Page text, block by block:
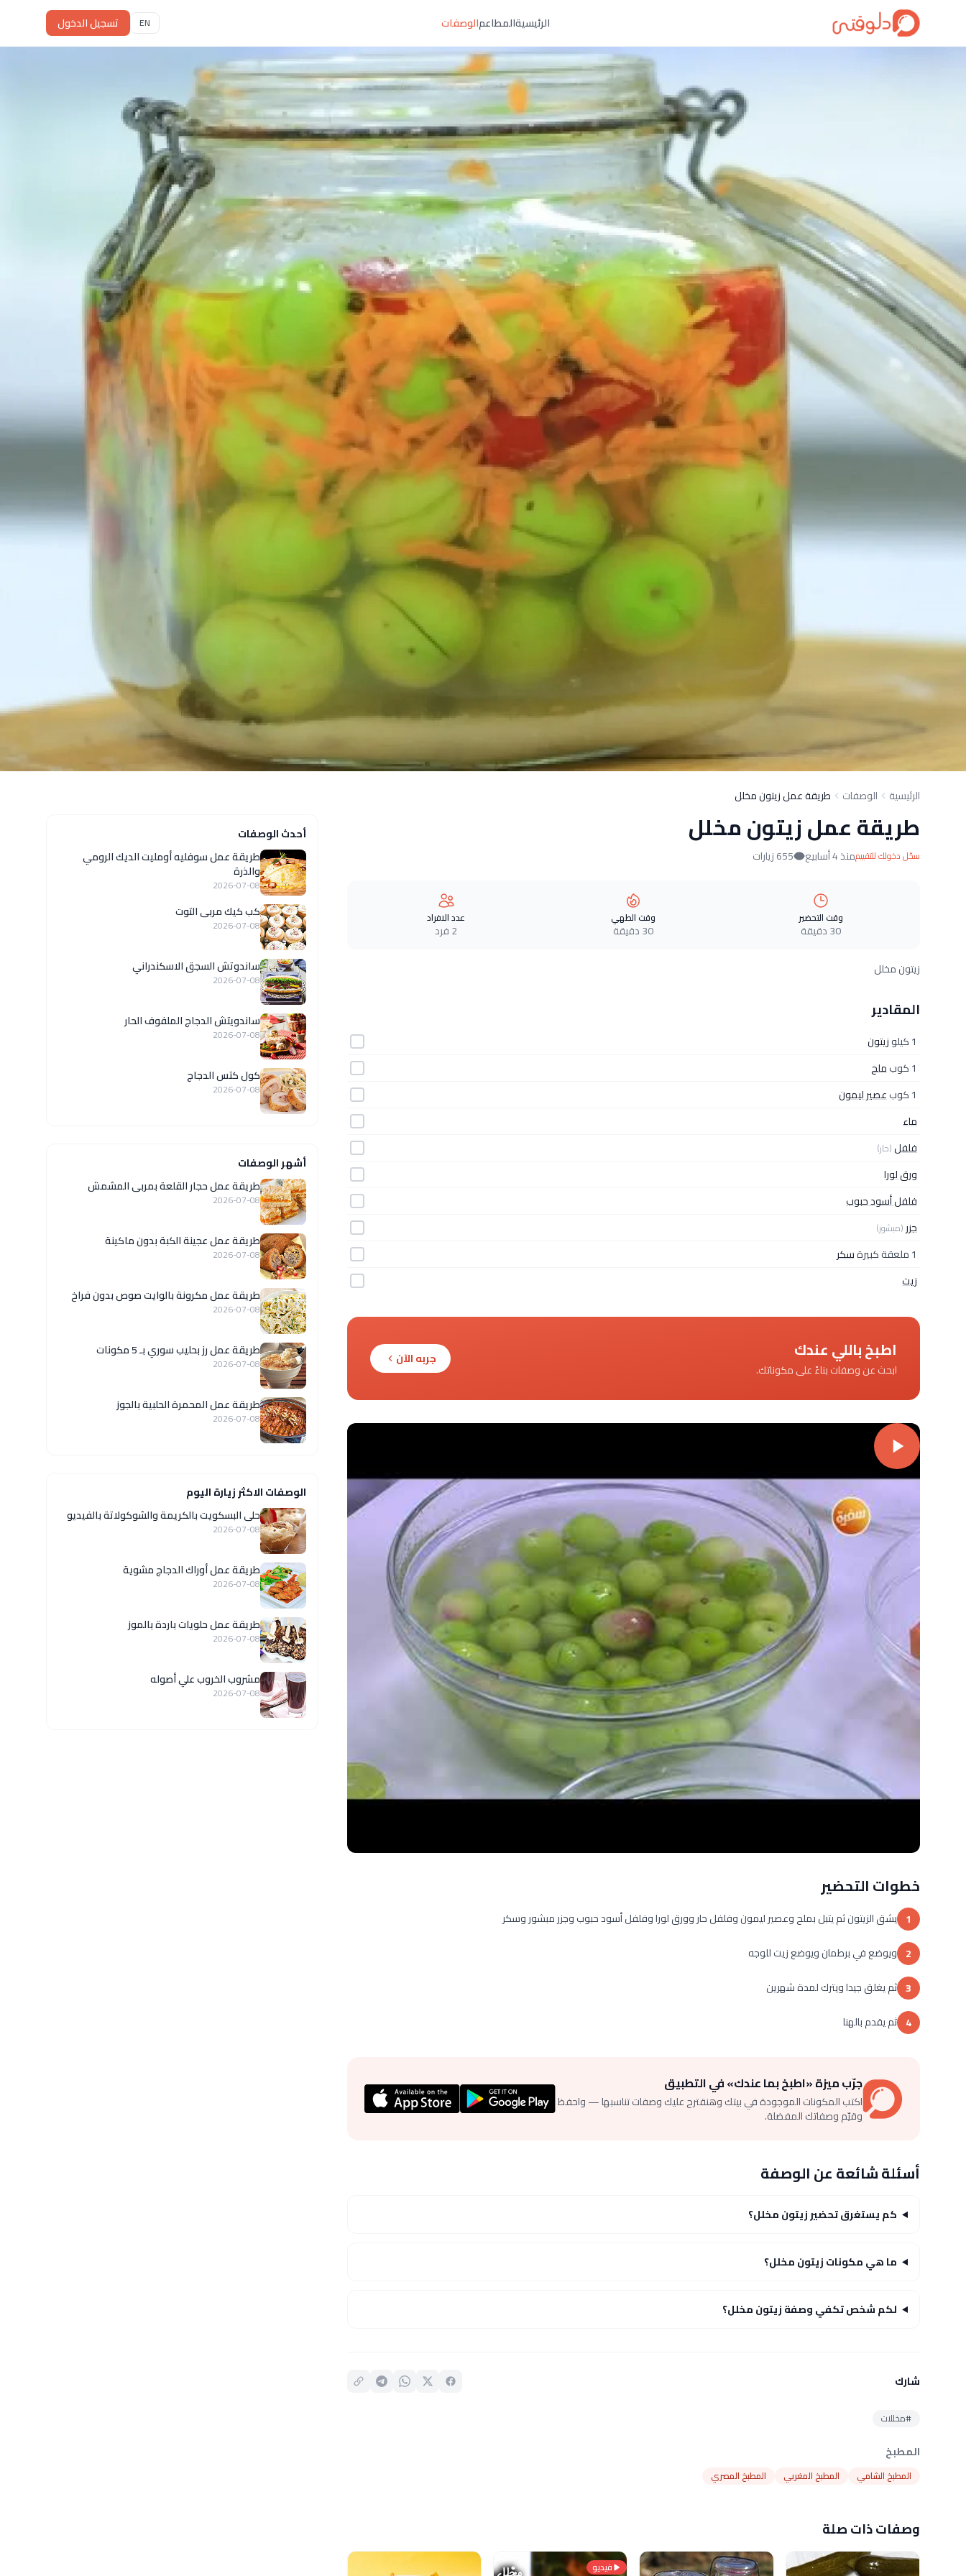
الرئيسيةالمطاعمالوصفات EN تسجيل الدخول
الرئيسية الوصفات طريقة عمل زيتون مخلل
طريقة عمل زيتون مخلل
سجّل دخولك للتقييممنذ 4 أسابيع 655 زيارات
وقت التحضير
30 دقيقة
وقت الطهي
30 دقيقة
عدد الافراد
2 فرد
زيتون مخلل
المقادير
1 كيلو
زيتون
1 كوب
ملح
1 كوب
عصير ليمون
ماء
فلفل(حار)
ورق لورا
فلفل أسود حبوب
جزر (مبشور)
1 ملعقة كبيرة
سكر
زيت
اطبخ باللي عندك
ابحث عن وصفات بناءً على مكوناتك.
جربه الآن
خطوات التحضير
1 يشق الزيتون ثم يتبل بملح وعصير ليمون وفلفل حار وورق لورا وفلفل أسود حبوب وجزر مبشور وسكر
2 ويوضع في برطمان ويوضع زيت للوجه
3 ثم يغلق جيدا ويترك لمدة شهرين
4 ثم يقدم بالهنا
جرّب ميزة «اطبخ بما عندك» في التطبيق
اكتب المكونات الموجودة في بيتك وهنقترح عليك وصفات تناسبها — واحفظ
وقيّم وصفاتك المفضلة.
أسئلة شائعة عن الوصفة
كم يستغرق تحضير زيتون مخلل؟
ما هي مكونات زيتون مخلل؟
لكم شخص تكفي وصفة زيتون مخلل؟
شارك
#مخللات
المطبخ
المطبخ الشامي المطبخ المغربي المطبخ المصري
وصفات ذات صلة
فيديو
أحدث الوصفات
طريقة عمل سوفليه أومليت الديك الرومي
والذرة
2026-07-08
كب كيك مربى التوت
2026-07-08
ساندوتش السجق الاسكندراني
2026-07-08
ساندويتش الدجاج الملفوف الحار
2026-07-08
كول كتس الدجاج
2026-07-08
أشهر الوصفات
طريقة عمل حجار القلعة بمربى المشمش
2026-07-08
طريقة عمل عجينة الكبة بدون ماكينة
2026-07-08
طريقة عمل مكرونة بالوايت صوص بدون فراخ
2026-07-08
طريقة عمل رز بحليب سوري بـ 5 مكونات
2026-07-08
طريقة عمل المحمرة الحلبية بالجوز
2026-07-08
الوصفات الاكثر زيارة اليوم
حلى البسكويت بالكريمة والشوكولاتة بالفيديو
2026-07-08
طريقة عمل أوراك الدجاج مشوية
2026-07-08
طريقة عمل حلويات باردة بالموز
2026-07-08
مشروب الخروب علي أصوله
2026-07-08